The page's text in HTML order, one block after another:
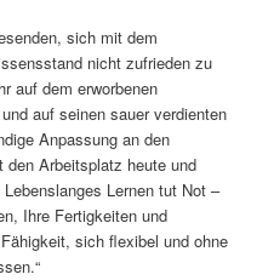
sich mit dem
nicht zufrieden zu
auf dem erworbenen
auf seinen sauer verdienten
Anpassung an den
Arbeitsplatz heute und
Lernen tut Not –
Ihre Fertigkeiten und
sich flexibel und ohne